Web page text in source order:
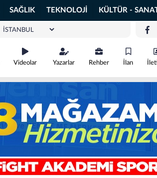
SAĞLIK TEKNOLOJİ KÜLTÜR -
Videolar Yazarlar Rehber İlan